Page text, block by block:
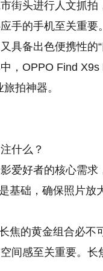
街头进行人文抓拍
手的手机至关重
具备出色便携性的
，OPPO Find
拍神器。
什么？
爱好者的核心需求
基础，确保照片放
焦的黄金组合必不
间感至关重要。